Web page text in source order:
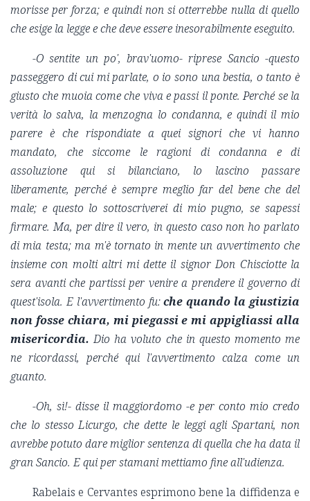
morisse per forza; e quindi non si otterrebbe nulla di quello
che esige la legge e che deve essere inesorabilmente eseguito.
-O sentite un po', brav'uomo- riprese Sancio -questo
passeggero di cui mi parlate, o io sono una bestia, o tanto è
giusto che muoia come che viva e passi il ponte. Perché se la
verità lo salva, la menzogna lo condanna, e quindi il mio
parere è che rispondiate a quei signori che vi hanno
mandato, che siccome le ragioni di condanna e di
assoluzione qui si bilanciano, lo lascino passare
liberamente, perché è sempre meglio far del bene che del
male; e questo lo sottoscriverei di mio pugno, se sapessi
firmare. Ma, per dire il vero, in questo caso non ho parlato
di mia testa; ma m'è tornato in mente un avvertimento che
insieme con molti altri mi dette il signor Don Chisciotte la
sera avanti che partissi per venire a prendere il governo di
quest'isola. E l'avvertimento fu:che quando la giustizia
non fosse chiara, mi piegassi e mi appigliassi alla
misericordia. Dio ha voluto che in questo momento me
ne ricordassi, perché qui l'avvertimento calza come un
guanto.
-Oh, sì!- disse il maggiordomo -e per conto mio credo
che lo stesso Licurgo, che dette le leggi agli Spartani, non
avrebbe potuto dare miglior sentenza di quella che ha data il
gran Sancio. E qui per stamani mettiamo fine all'udienza.
Rabelais e Cervantes esprimono bene la diffidenza e